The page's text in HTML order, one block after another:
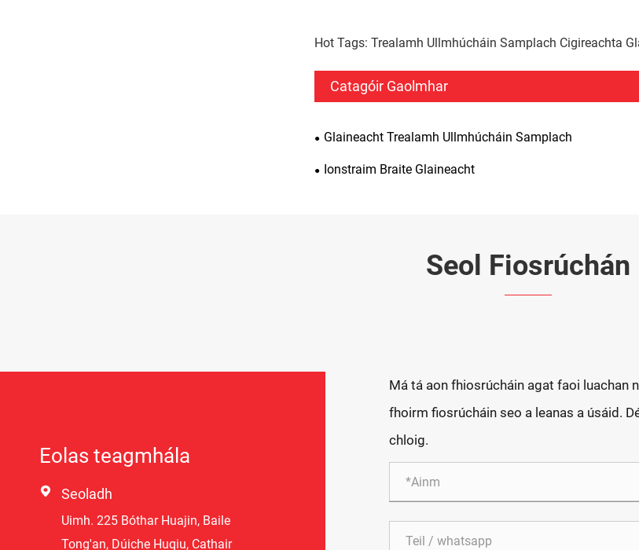
Hot Tags: Trealamh Ullmhúcháin Samplach Cigireachta
Catagóir Gaolmhar
Glaineacht Trealamh Ullmhúcháin Samplach
Ionstraim Braite Glaineacht
Seol Fiosrúchán
Eolas teagmhála
 Seoladh
Uimh. 225 Bóthar Huajin, Baile
Tong'an, Dúiche Huqiu, Cathair
Má tá aon fhiosrúcháin agat faoi luachan
fhoirm fiosrúcháin seo a leanas a úsáid.
chloig.